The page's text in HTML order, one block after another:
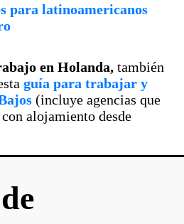
para latinoamericanos
en Holanda, también
guía para trabajar y
(incluye agencias que
alojamiento desde